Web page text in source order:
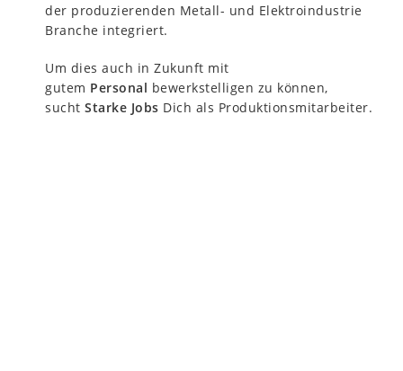
der produzierenden Metall- und Elektroindustrie
Branche integriert.
Um dies auch in Zukunft mit
gutem Personal bewerkstelligen zu können,
sucht Starke Jobs Dich als Produktionsmitarbeiter.